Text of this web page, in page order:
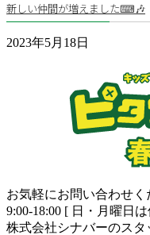
新しい仲間が増えました⌨🎶
2023年5月18日
お気軽にお問い合わせく
9:00-18:00 [ 日・月曜日
株式会社シナバーのス